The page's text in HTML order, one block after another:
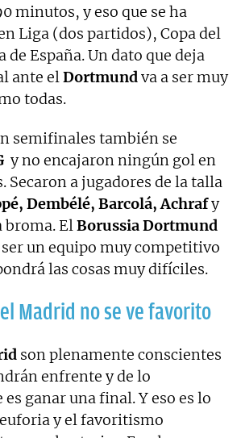
minutos, y eso que se ha
Liga (dos partidos), Copa del
de España. Un dato que deja
ante elDortmundva a ser muy
todas.
semifinales también se
y no encajaron ningún gol en
Secaron a jugadores de la talla
Dembélé, Barcolá, Achrafy
broma. ElBorussia Dortmund
un equipo muy competitivo
las cosas muy difíciles.
Madrid no se ve favorito
son plenamente conscientes
enfrente y de lo
ganar una final. Y eso es lo
y el favoritismo